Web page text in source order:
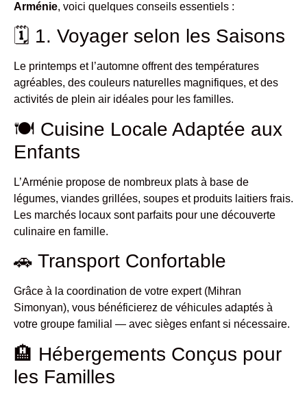
Arménie, voici quelques conseils essentiels :
🗓 1. Voyager selon les Saisons
Le printemps et l’automne offrent des températures
agréables, des couleurs naturelles magnifiques, et des
activités de plein air idéales pour les familles.
🍽 Cuisine Locale Adaptée aux
Enfants
L’Arménie propose de nombreux plats à base de
légumes, viandes grillées, soupes et produits laitiers frais.
Les marchés locaux sont parfaits pour une découverte
culinaire en famille.
🚗 Transport Confortable
Grâce à la coordination de votre expert (Mihran
Simonyan), vous bénéficierez de véhicules adaptés à
votre groupe familial — avec sièges enfant si nécessaire.
🏨 Hébergements Conçus pour
les Familles